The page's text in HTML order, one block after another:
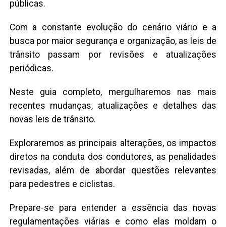
públicas.
Com a constante evolução do cenário viário e a
busca por maior segurança e organização, as leis de
trânsito passam por revisões e atualizações
periódicas.
Neste guia completo, mergulharemos nas mais
recentes mudanças, atualizações e detalhes das
novas leis de trânsito.
Exploraremos as principais alterações, os impactos
diretos na conduta dos condutores, as penalidades
revisadas, além de abordar questões relevantes
para pedestres e ciclistas.
Prepare-se para entender a essência das novas
regulamentações viárias e como elas moldam o